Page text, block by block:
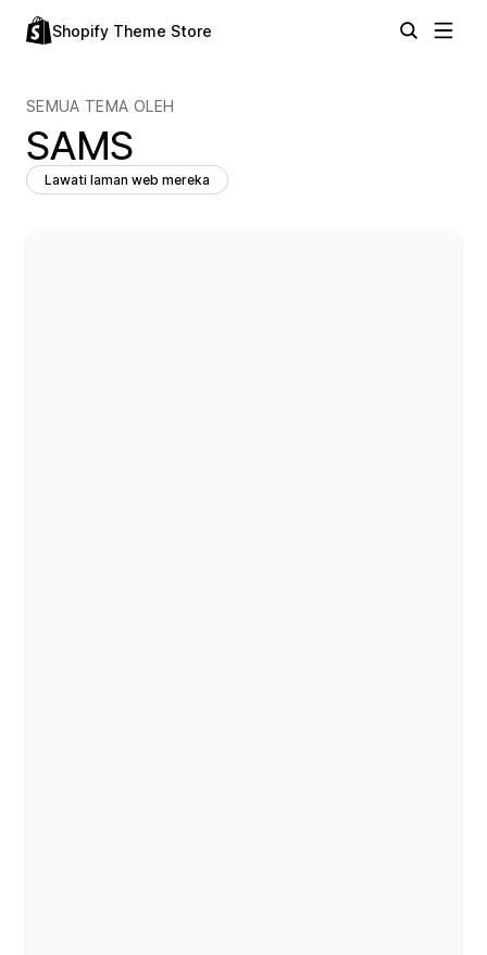
Shopify Theme Store
SEMUA TEMA OLEH
SAMS
Lawati laman web mereka